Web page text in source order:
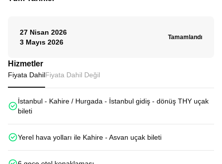
27 Nisan 2026
3 Mayıs 2026
Tamamlandı
Hizmetler
Fiyata DahilFiyata Dahil Değil
İstanbul - Kahire / Hurgada - İstanbul gidiş - dönüş THY uçak
bileti
Yerel hava yolları ile Kahire - Asvan uçak bileti